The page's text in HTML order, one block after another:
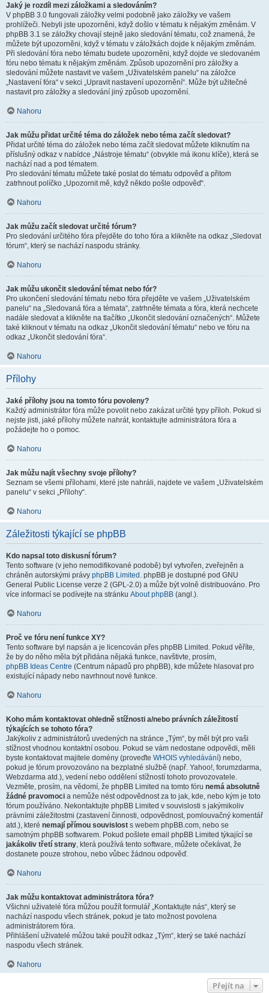
Jaký je rozdíl mezi záložkami a sledováním?
V phpBB 3.0 fungovali záložky velmi podobně jako záložky ve vašem
prohlížeči. Nebyli jste upozorněni, když došlo v tématu k nějakým změnám. V
phpBB 3.1 se záložky chovají stejně jako sledování tématu, což znamená, že
můžete být upozorněni, když v tématu v záložkách dojde k nějakým změnám.
Při sledování fóra nebo tématu budete upozorněni, když dojde ve sledovaném
fóru nebo tématu k nějakým změnám. Způsob upozornění pro záložky a
sledování můžete nastavit ve vašem „Uživatelském panelu“ na záložce
„Nastavení fóra“ v sekci „Upravit nastavení upozornění“. Může být užitečné
nastavit pro záložky a sledování jiný způsob upozornění.
Nahoru
Jak můžu přidat určité téma do záložek nebo téma začít sledovat?
Přidat určité téma do záložek nebo téma začít sledovat můžete kliknutím na
příslušný odkaz v nabídce „Nástroje tématu“ (obvykle má ikonu klíče), která se
nachází nad a pod tématem.
Pro sledování tématu můžete také poslat do tématu odpověď a přitom
zatrhnout políčko „Upozornit mě, když někdo pošle odpověď“.
Nahoru
Jak můžu začít sledovat určité fórum?
Pro sledování určitého fóra přejděte do toho fóra a klikněte na odkaz „Sledovat
fórum“, který se nachází naspodu stránky.
Nahoru
Jak můžu ukončit sledování témat nebo fór?
Pro ukončení sledování tématu nebo fóra přejděte ve vašem „Uživatelském
panelu“ na „Sledovaná fóra a témata“, zatrhněte témata a fóra, která nechcete
nadále sledovat a klikněte na tlačítko „Ukončit sledování označených“. Můžete
také kliknout v tématu na odkaz „Ukončit sledování tématu“ nebo ve fóru na
odkaz „Ukončit sledování fóra“.
Nahoru
Přílohy
Jaké přílohy jsou na tomto fóru povoleny?
Každý administrátor fóra může povolit nebo zakázat určité typy příloh. Pokud si
nejste jisti, jaké přílohy můžete nahrát, kontaktujte administrátora fóra a
požádejte ho o pomoc.
Nahoru
Jak můžu najít všechny svoje přílohy?
Seznam se všemi přílohami, které jste nahráli, najdete ve vašem „Uživatelském
panelu“ v sekci „Přílohy“.
Nahoru
Záležitosti týkající se phpBB
Kdo napsal toto diskusní fórum?
Tento software (v jeho nemodifikované podobě) byl vytvořen, zveřejněn a
chráněn autorskými právy phpBB Limited . phpBB je dostupné pod GNU
General Public License verze 2 (GPL-2.0) a může být volně distribuováno. Pro
více informací se podívejte na stránku About phpBB (angl.).
Nahoru
Proč ve fóru není funkce XY?
Tento software byl napsán a je licencován přes phpBB Limited. Pokud věříte,
že by do něho měla být přidána nějaká funkce, navštivte, prosím,
phpBB Ideas Centre (Centrum nápadů pro phpBB), kde můžete hlasovat pro
existující nápady nebo navrhnout nové funkce.
Nahoru
Koho mám kontaktovat ohledně stížnosti a/nebo právních záležitostí
týkajících se tohoto fóra?
Jakýkoliv z administrátorů uvedených na stránce „Tým“, by měl být pro vaši
stížnost vhodnou kontaktní osobou. Pokud se vám nedostane odpovědi, měli
byste kontaktovat majitele domény (proveďte WHOIS vyhledávání) nebo,
pokud je fórum provozováno na bezplatné službě (např. Yahoo!, forumzdarma,
Webzdarma atd.), vedení nebo oddělení stížností tohoto provozovatele.
Vezměte, prosím, na vědomí, že phpBB Limited na tomto fóru nemá absolutně
žádné pravomoci a nemůže nést odpovědnost za to jak, kde, nebo kým je toto
fórum používáno. Nekontaktujte phpBB Limited v souvislosti s jakýmikoliv
právními záležitostmi (zastavení činnosti, odpovědnost, pomlouvačný komentář
atd.), které nemají přímou souvislost s webem phpBB.com, nebo se
samotným phpBB softwarem. Pokud pošlete email phpBB Limited týkající se
jakákoliv třetí strany, která používá tento software, můžete očekávat, že
dostanete pouze strohou, nebo vůbec žádnou odpověď.
Nahoru
Jak můžu kontaktovat administrátora fóra?
Všichni uživatelé fóra můžou použít formulář „Kontaktujte nás“, který se
nachází naspodu všech stránek, pokud je tato možnost povolena
administrátorem fóra.
Přihlášení uživatelé můžou také použít odkaz „Tým“, který se také nachází
naspodu všech stránek.
Nahoru
Přejít na